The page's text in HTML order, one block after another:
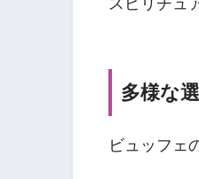
多様な
ビュッフェ